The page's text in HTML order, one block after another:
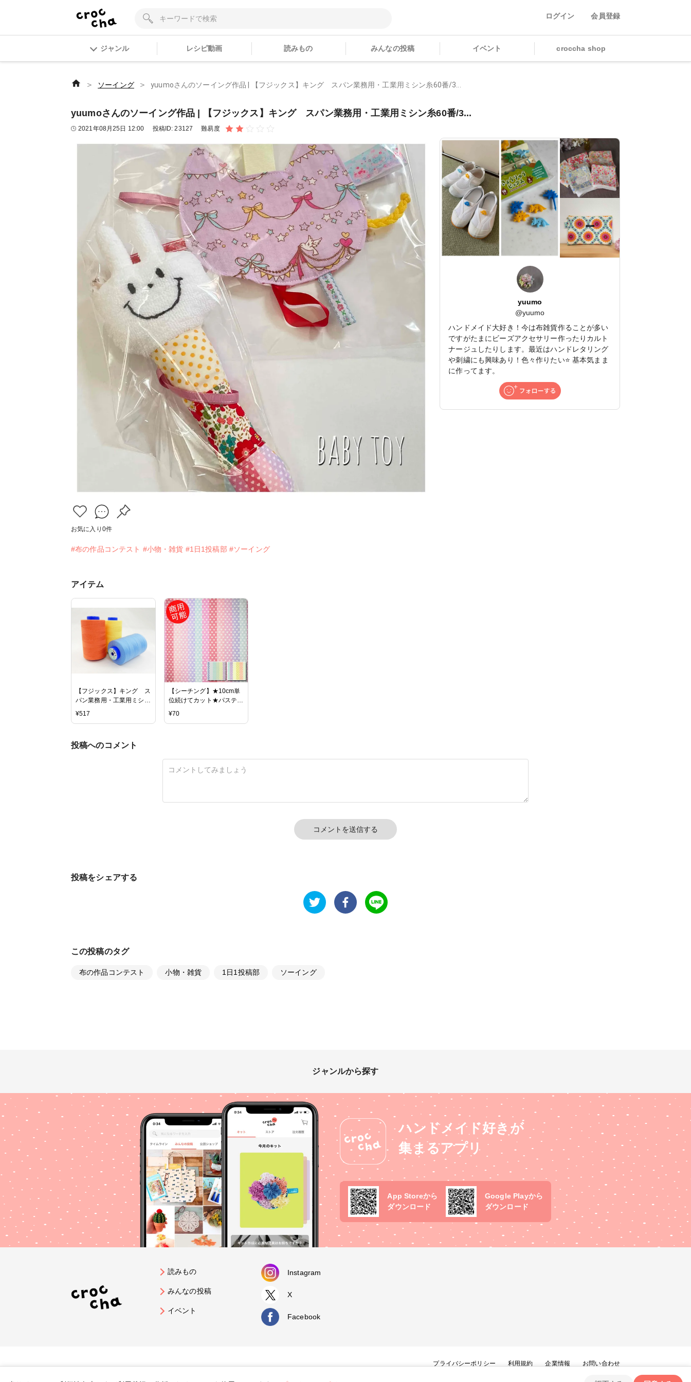
ログイン 会員登録
ジャンル レシピ動画 読みもの みんなの投稿 イベント croccha shop
＞ ソーイング ＞ yuumoさんのソーイング作品 | 【フジックス】キング スパン業務用・工業用ミシン糸60番/3...
yuumoさんのソーイング作品 | 【フジックス】キング スパン業務用・工業用ミシン糸60番/3...
2021年08月25日 12:00 投稿ID:23127 難易度
お気に入り 0件
#布の作品コンテスト #小物・雑貨 #1日1投稿部 #ソーイング
yuumo
@yuumo
ハンドメイド大好き！今は布雑貨作ることが多い
ですがたまにビーズアクセサリー作ったりカルト
ナージュしたりします。最近はハンドレタリング
や刺繍にも興味あり！色々作りたい⭐️ 基本気まま
に作ってます。
アイテム
【フジックス】キング ス
パン業務用・工業用ミシン
糸60番/3000m-1カラー
¥517
【シーチング】★10cm単
位続けてカット★パステル
ポップ ミニミニハートス
¥70
投稿へのコメント
コメントを送信する
投稿をシェアする
この投稿のタグ
布の作品コンテスト 小物・雑貨 1日1投稿部 ソーイング
ジャンルから探す
ハンドメイド好きが
集まるアプリ
App Storeから
ダウンロード
Google Playから
ダウンロード
読みもの
みんなの投稿
イベント
Instagram
X
Facebook
プライバシーポリシー 利用規約 企業情報 お問い合わせ